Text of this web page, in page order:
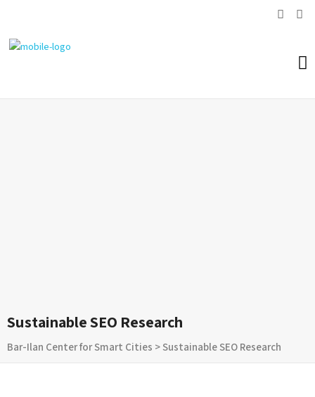
Sustainable SEO Research
Bar-Ilan Center for Smart Cities >Sustainable SEO Research